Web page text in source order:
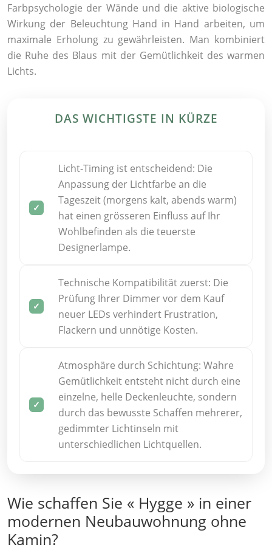
Farbpsychologie der Wände und die aktive biologische
Wirkung der Beleuchtung Hand in Hand arbeiten, um
maximale Erholung zu gewährleisten. Man kombiniert
die Ruhe des Blaus mit der Gemütlichkeit des warmen
Lichts.
DAS WICHTIGSTE IN KÜRZE
Licht-Timing ist entscheidend: Die
Anpassung der Lichtfarbe an die
Tageszeit (morgens kalt, abends warm)
hat einen grösseren Einfluss auf Ihr
Wohlbefinden als die teuerste
Designerlampe.
Technische Kompatibilität zuerst: Die
Prüfung Ihrer Dimmer vor dem Kauf
neuer LEDs verhindert Frustration,
Flackern und unnötige Kosten.
Atmosphäre durch Schichtung: Wahre
Gemütlichkeit entsteht nicht durch eine
einzelne, helle Deckenleuchte, sondern
durch das bewusste Schaffen mehrerer,
gedimmter Lichtinseln mit
unterschiedlichen Lichtquellen.
Wie schaffen Sie « Hygge » in einer
modernen Neubauwohnung ohne
Kamin?